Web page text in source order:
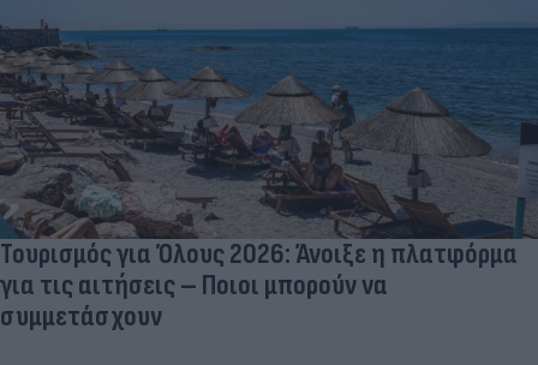
Τουρισμός για Όλους 2026: Άνοιξε η πλατφόρμα
για τις αιτήσεις – Ποιοι μπορούν να
συμμετάσχουν